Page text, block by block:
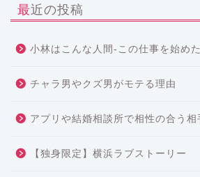
最近の投稿
小林はこんな人間-この仕事を始め
チャラ男やクズ男がモテる理由
アプリや結婚相談所で相性の合う
【独身限定】横浜ラブストーリー